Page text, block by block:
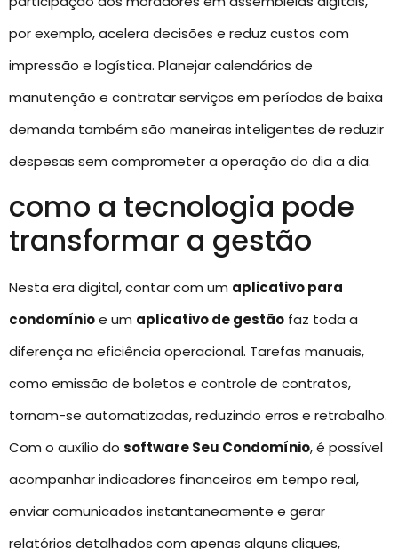
por exemplo, acelera decisões e reduz custos com
impressão e logística. Planejar calendários de
manutenção e contratar serviços em períodos de baixa
demanda também são maneiras inteligentes de reduzir
despesas sem comprometer a operação do dia a dia.
como a tecnologia pode
transformar a gestão
Nesta era digital, contar com um aplicativo para
condomínioe um aplicativo de gestão faz toda a
diferença na eficiência operacional. Tarefas manuais,
como emissão de boletos e controle de contratos,
tornam-se automatizadas, reduzindo erros e retrabalho.
Com o auxílio do software Seu Condomínio, é possível
acompanhar indicadores financeiros em tempo real,
enviar comunicados instantaneamente e gerar
relatórios detalhados com apenas alguns cliques,